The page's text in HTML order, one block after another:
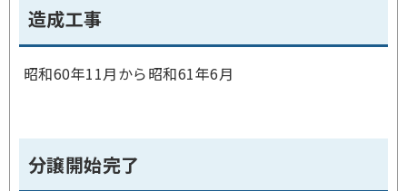
造成工事
昭和60年11月から昭和61年6月
分譲開始完了